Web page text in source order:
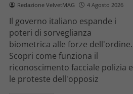
Redazione VelvetMAG 4 Agosto 2026
Il governo italiano espande i
poteri di sorveglianza
biometrica alle forze dell'ordine.
Scopri come funziona il
riconoscimento facciale polizia e
le proteste dell'opposiz